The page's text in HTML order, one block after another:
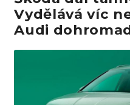
Vydělává víc
Audi
Obrázek